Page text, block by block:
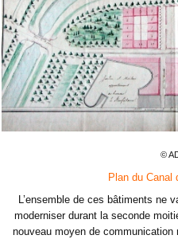
©
Plan du Canal
L’ensemble de ces bâtiments ne
moderniser durant la seconde
nouveau moyen de